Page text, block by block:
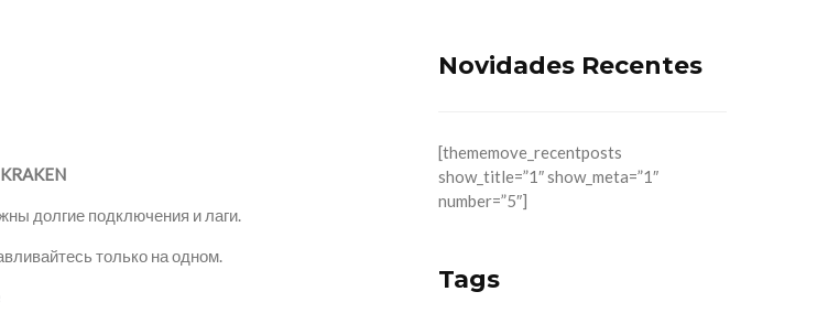
долгие подключения и лаги.
только на одном.
Novidades Recentes
[thememove_recentposts
show_title=”1″ show_meta=”1″
number=”5″]
Tags